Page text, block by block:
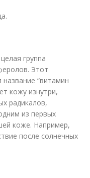
группа
Этот
“витамин
кожу изнутри,
радикалов,
из первых
коже. Например,
после солнечных